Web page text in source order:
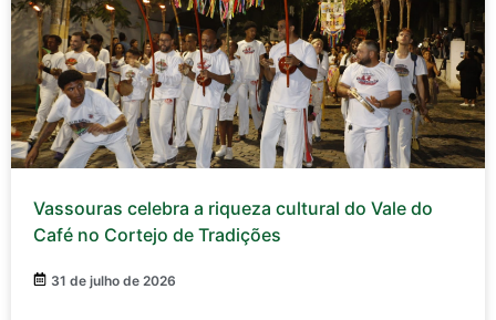
Vassouras celebra a riqueza cultural do Vale do
Café no Cortejo de Tradições
31 de julho de 2026